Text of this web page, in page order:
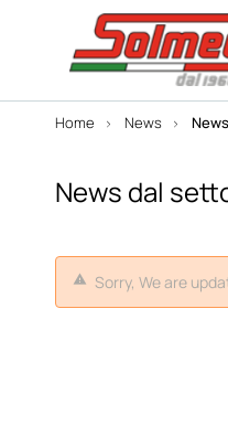
Home News
News dal
Sorry, We are